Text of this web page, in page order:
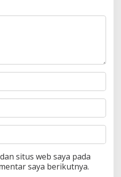
situs web saya pada
saya berikutnya.